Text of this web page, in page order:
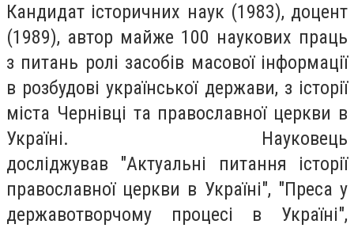
Кандидат історичних наук (1983), доцент
(1989), автор майже 100 наукових праць
з питань ролі засобів масової інформації
в розбудові української держави, з історії
міста Чернівці та православної церкви в
Україні. Науковець
досліджував "Актуальні питання історії
православної церкви в Україні", "Преса у
державотворчому процесі в Україні",